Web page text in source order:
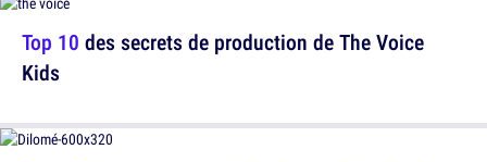
Top 10 des secrets de production de The Voice
Kids